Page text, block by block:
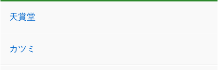
天賞堂
カツミ